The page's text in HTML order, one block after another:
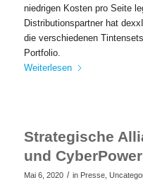
niedrigen Kosten pro Seite
Distributionspartner hat
die verschiedenen
Portfolio.
Weiterlesen
Strategische
und CyberPower
Mai 6, 2020 / in Presse,